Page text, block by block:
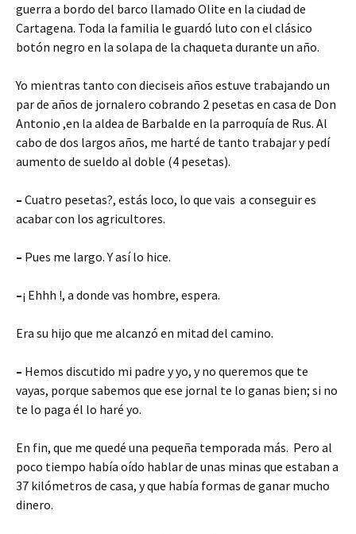
guerra a bordo del barco llamado Olite en la ciudad de
Cartagena. Toda la familia le guardó luto con el clásico
botón negro en la solapa de la chaqueta durante un año.
Yo mientras tanto con dieciseis años estuve trabajando un
par de años de jornalero cobrando 2 pesetas en casa de Don
Antonio ,en la aldea de Barbalde en la parroquía de Rus. Al
cabo de dos largos años, me harté de tanto trabajar y pedí
aumento de sueldo al doble (4 pesetas).
– Cuatro pesetas?, estás loco, lo que vais a conseguir es
acabar con los agricultores.
– Pues me largo. Y así lo hice.
–¡ Ehhh !, a donde vas hombre, espera.
Era su hijo que me alcanzó en mitad del camino.
– Hemos discutido mi padre y yo, y no queremos que te
vayas, porque sabemos que ese jornal te lo ganas bien; si no
te lo paga él lo haré yo.
En fin, que me quedé una pequeña temporada más. Pero al
poco tiempo había oído hablar de unas minas que estaban a
37 kilómetros de casa, y que había formas de ganar mucho
dinero.